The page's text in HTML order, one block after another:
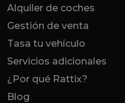
Alquiler de coches
Gestión de venta
Tasa tu vehículo
Servicios adicionales
¿Por qué Rattix?
Blog